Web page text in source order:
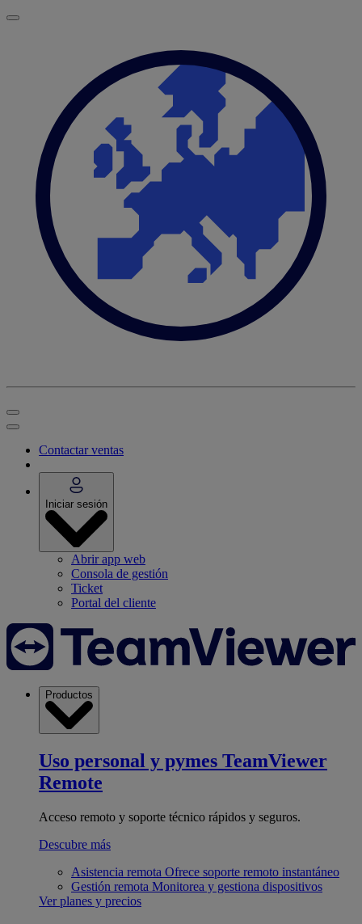
Contactar ventas
Iniciar sesión
Abrir app web
Consola de gestión
Ticket
Portal del cliente
Productos
Uso personal y pymes TeamViewer
Remote
Acceso remoto y soporte técnico rápidos y seguros.
Descubre más
Asistencia remota Ofrece soporte remoto instantáneo
Gestión remota Monitorea y gestiona dispositivos
Ver planes y precios